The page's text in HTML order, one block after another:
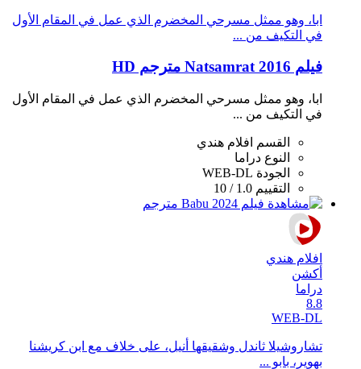
ابا، وهو ممثل مسرحي المخضرم الذي عمل في المقام الأول
في التكيف من ...
فيلم Natsamrat 2016 مترجم HD
ابا، وهو ممثل مسرحي المخضرم الذي عمل في المقام الأول
في التكيف من ...
القسم
افلام هندي
النوع دراما
الجودة WEB-DL
التقييم 1.0 / 10
افلام هندي
أكشن
دراما
8.8
WEB-DL
تشاروشيلا ثاندل وشقيقها أنيل، على خلاف مع ابن كريشنا
بهوير، بابو ...